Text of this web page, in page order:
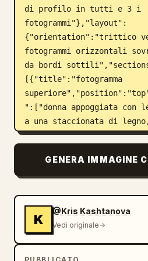
di profilo in tutti e 3 i
fotogrammi"},"layout":
{"orientation":"trittico
fotogrammi orizzontali
da bordi
[{"title":"fotogramma
":["donna appoggiata con
a una staccionata di
ls":["donna seduta da
strada tortuosa deserta,
els":["vista posteriore
zaino robusto, in piedi
GENERA IMMAGINE
K
@Kris Kashtanova
Vedi originale